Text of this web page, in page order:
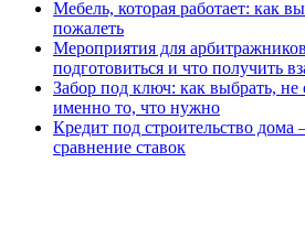
Мебель, которая работает: как
пожалеть
Мероприятия для
подготовиться и что получить
Забор под ключ: как выбрать,
именно то, что нужно
Кредит под строительство
сравнение ставок